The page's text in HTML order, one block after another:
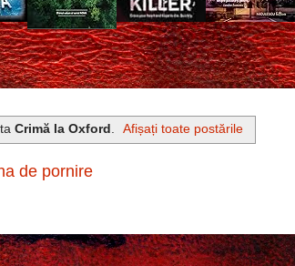
Crimă la Oxford. Afișați toate postările
de pornire